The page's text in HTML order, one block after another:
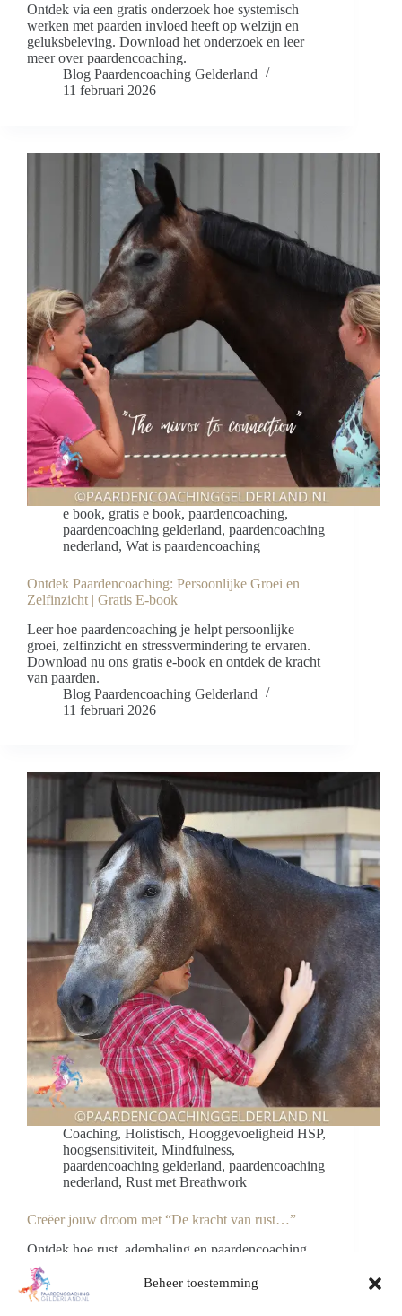
Beheer toestemming
Ontdek via een gratis onderzoek hoe systemisch
werken met paarden invloed heeft op welzijn en
geluksbeleving. Download het onderzoek en leer
meer over paardencoaching.
Blog Paardencoaching Gelderland
11 februari 2026
e book, gratis e book, paardencoaching,
paardencoaching gelderland, paardencoaching
nederland, Wat is paardencoaching
Ontdek Paardencoaching: Persoonlijke Groei en
Zelfinzicht | Gratis E-book
Leer hoe paardencoaching je helpt persoonlijke
groei, zelfinzicht en stressvermindering te ervaren.
Download nu ons gratis e-book en ontdek de kracht
van paarden.
Blog Paardencoaching Gelderland
11 februari 2026
Coaching, Holistisch, Hooggevoeligheid HSP,
hoogsensitiviteit, Mindfulness,
paardencoaching gelderland, paardencoaching
nederland, Rust met Breathwork
Creëer jouw droom met “De kracht van rust…”
Ontdek hoe rust, ademhaling en paardencoaching
met volbloed arabieren je helpen jouw persoonlijke
dromen te creëren. Ervaar verbinding, bewustzijn en
innerlijke balans.